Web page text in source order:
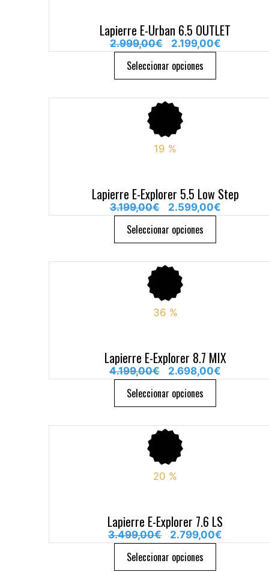
Lapierre E-Urban 6.5 OUTLET
2.999,00€ 2.199,00€
Seleccionar opciones
19 %
Lapierre E-Explorer 5.5 Low Step
3.199,00€ 2.599,00€
Seleccionar opciones
36 %
Lapierre E-Explorer 8.7 MIX
4.199,00€ 2.698,00€
Seleccionar opciones
20 %
Lapierre E-Explorer 7.6 LS
3.499,00€ 2.799,00€
Seleccionar opciones